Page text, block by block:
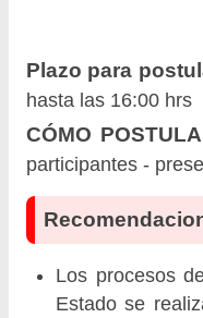
Plazo para
hasta las 16:00 hrs
CÓMO
participantes -
Los procesos
Estado se